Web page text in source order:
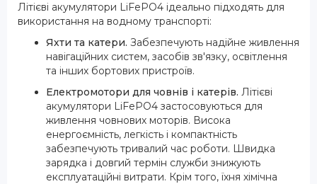
Літієві акумулятори LiFePO4 ідеально підходять для
використання на водному транспорті:
Яхти та катери. Забезпечують надійне живлення
навігаційних систем, засобів зв'язку, освітлення
та інших бортових пристроїв.
Електромотори для човнів і катерів. Літієві
акумулятори LiFePO4 застосовуються для
живлення човнових моторів. Висока
енергоємність, легкість і компактність
забезпечують тривалий час роботи. Швидка
зарядка і довгий термін служби знижують
експлуатаційні витрати. Крім того, їхня хімічна